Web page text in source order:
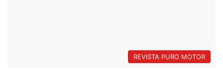
REVISTA PURO MOTOR